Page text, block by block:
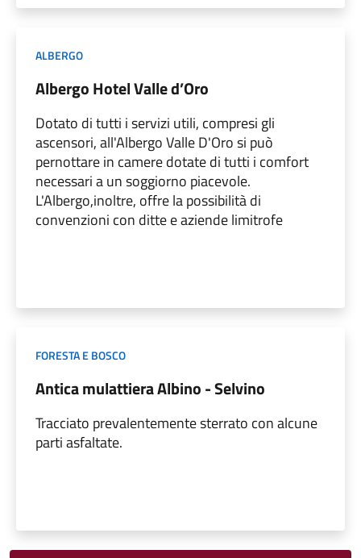
ALBERGO
Albergo Hotel Valle d’Oro
Dotato di tutti i servizi utili, compresi gli
ascensori, all'Albergo Valle D'Oro si può
pernottare in camere dotate di tutti i comfort
necessari a un soggiorno piacevole.
L'Albergo,inoltre, offre la possibilità di
convenzioni con ditte e aziende limitrofe
FORESTA E BOSCO
Antica mulattiera Albino - Selvino
Tracciato prevalentemente sterrato con alcune
parti asfaltate.